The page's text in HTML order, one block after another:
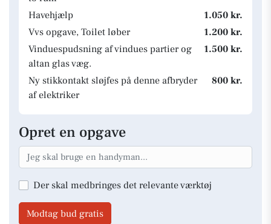
Havehjælp
1.050 kr.
Vvs opgave, Toilet løber
1.200 kr.
Vinduespudsning af vindues partier og
altan glas væg.
1.500 kr.
Ny stikkontakt sløjfes på denne afbryder
af elektriker
800 kr.
Opret en opgave
Der skal medbringes det relevante værktøj
Modtag bud gratis